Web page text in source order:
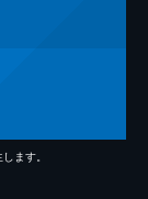
ます。